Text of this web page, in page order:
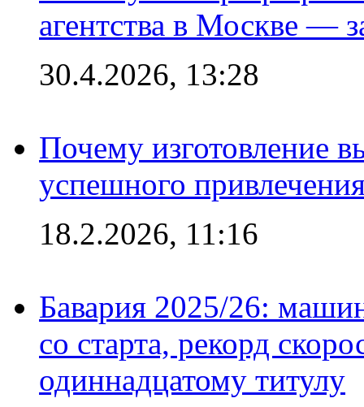
агентства в Москве —
30.4.2026, 13:28
Почему изготовление
успешного
18.2.2026, 11:16
Бавария 2025/26:
со старта, рекорд
одиннадцатому титулу